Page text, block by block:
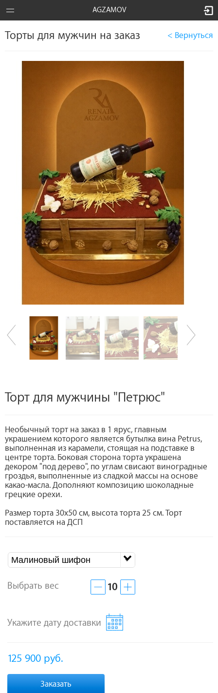
AGZAMOV
Торты для мужчин на заказ < Вернуться
Торт для мужчины "Петрюс"
Необычный торт на заказ в 1 ярус, главным
украшением которого является бутылка вина Petrus,
выполненная из карамели, стоящая на подставке в
центре торта. Боковая сторона торта украшена
декором "под дерево", по углам свисают виноградные
гроздья, выполненные из сладкой массы на основе
какао-масла. Дополняют композицию шоколадные
грецкие орехи.
Размер торта 30х50 см, высота торта 25 см. Торт
поставляется на ДСП
Малиновый шифон
Выбрать вес 10
Укажите дату доставки
125 900 руб.
Заказать